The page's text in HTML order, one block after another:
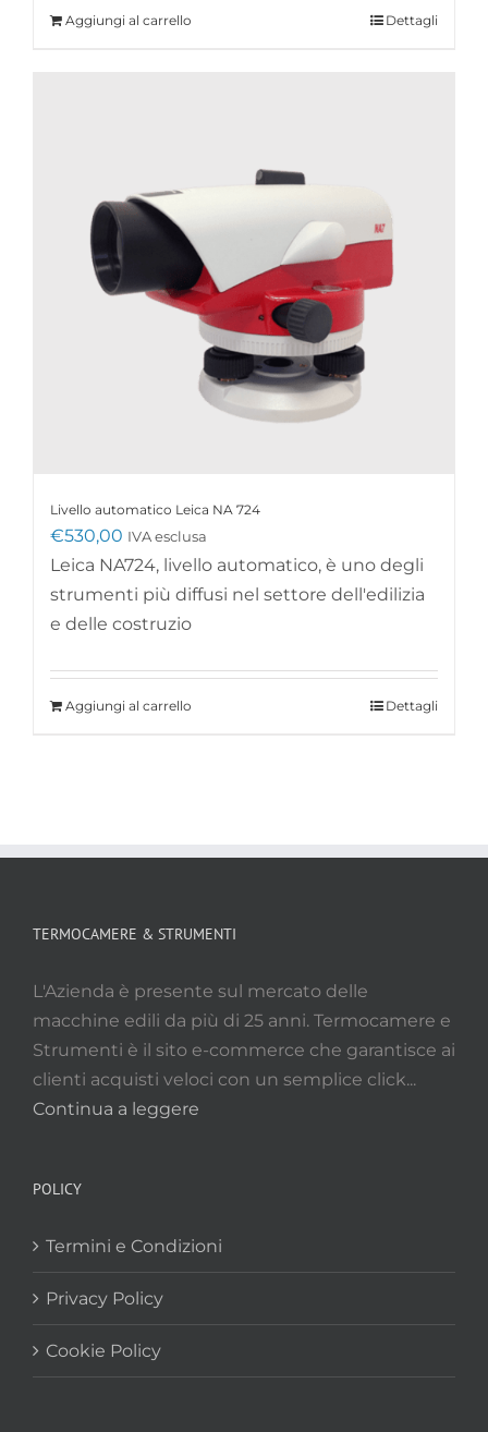
Aggiungi al carrello Dettagli
Livello automatico Leica NA 724
€530,00 IVA esclusa
Leica NA724, livello automatico, è uno degli
strumenti più diffusi nel settore dell'edilizia
e delle costruzio
Aggiungi al carrello Dettagli
TERMOCAMERE & STRUMENTI
L'Azienda è presente sul mercato delle
macchine edili da più di 25 anni. Termocamere e
Strumenti è il sito e-commerce che garantisce ai
clienti acquisti veloci con un semplice click...
Continua a leggere
POLICY
Termini e Condizioni
Privacy Policy
Cookie Policy